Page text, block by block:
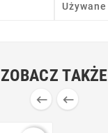
Używane
ZOBACZ TAKŻE
 